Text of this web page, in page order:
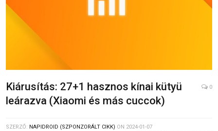
Kiárusítás: 27+1 hasznos kínai kütyü
leárazva (Xiaomi és más cuccok)
0
SZERZŐ: NAPIDROID (SZPONZORÁLT CIKK) ON 2024-01-07